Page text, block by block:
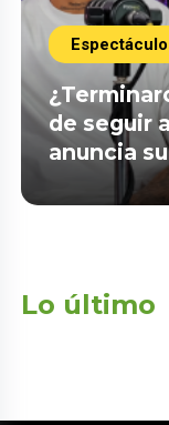
de seguir
anuncia
Lo último